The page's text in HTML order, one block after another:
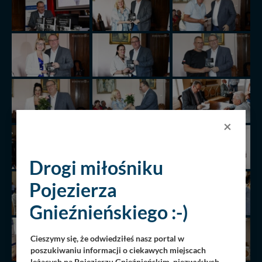
×
Drogi miłośniku
Pojezierza
Gnieźnieńskiego :-)
Cieszymy się, że odwiedziłeś nasz portal w
poszukiwaniu informacji o ciekawych miejscach